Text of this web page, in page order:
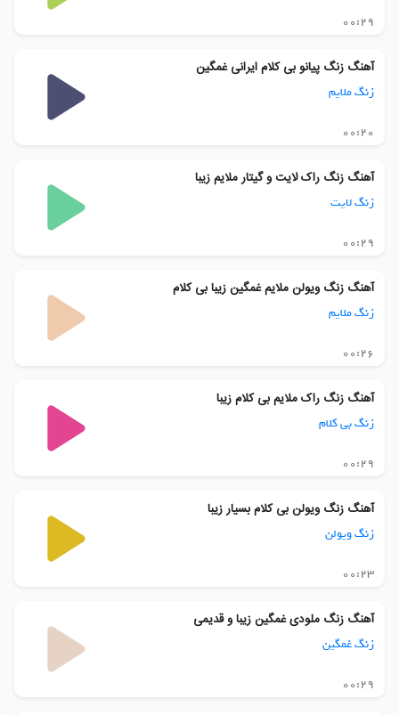
00:29
آهنگ زنگ پیانو بی کلام ایرانی غمگین
زنگ ملایم
00:20
آهنگ زنگ راک لایت و گیتار ملایم زیبا
زنگ لایت
00:29
آهنگ زنگ ویولن ملایم غمگین زیبا بی کلام
زنگ ملایم
00:26
آهنگ زنگ راک ملایم بی کلام زیبا
زنگ بی کلام
00:29
آهنگ زنگ ویولن بی کلام بسیار زیبا
زنگ ویولن
00:23
آهنگ زنگ ملودی غمگین زیبا و قدیمی
زنگ غمگین
00:29